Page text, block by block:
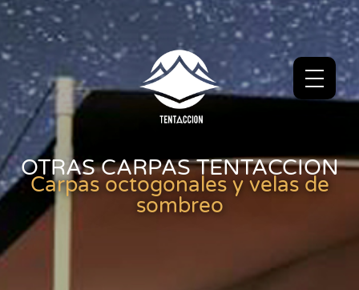
OTRAS CARPAS TENTACCION
Carpas octogonales y velas de
sombreo